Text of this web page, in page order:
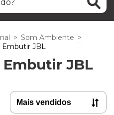
> Som Ambiente >
Embutir JBL
JBL